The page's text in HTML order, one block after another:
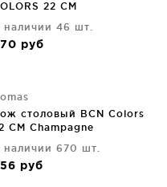
22 CM
наличии 46 шт.
руб
столовый BCN Colors
CM Champagne
наличии 670 шт.
руб